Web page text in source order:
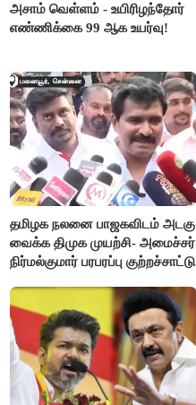
அசாம் வெள்ளம் - உயிரிழந்தோர்
எண்ணிக்கை 99 ஆக உயர்வு!
தமிழக நலனை பாஜகவிடம் அடகு
வைக்க திமுக முயற்சி- அமைச்சர்
நிர்மல்குமார் பரபரப்பு குற்றச்சாட்டு